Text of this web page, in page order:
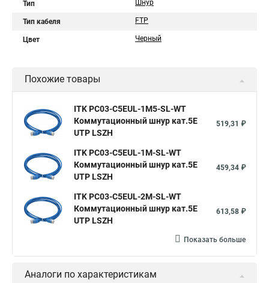
Тип Шнур
Тип кабеля FTP
Цвет Черный
Похожие товары
ITK PC03-C5EUL-1M5-SL-WT
Коммутационный шнур кат.5E
UTP LSZH
519,31 ₽
ITK PC03-C5EUL-1M-SL-WT
Коммутационный шнур кат.5E
UTP LSZH
459,34 ₽
ITK PC03-C5EUL-2M-SL-WT
Коммутационный шнур кат.5E
UTP LSZH
613,58 ₽
Показать больше
Аналоги по характеристикам